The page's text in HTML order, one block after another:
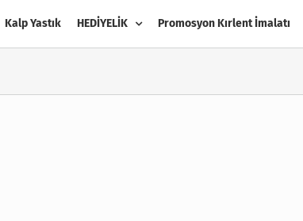
Kalp Yastık HEDİYELİK Promosyon Kırlent İmalatı